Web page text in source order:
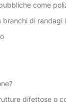
come
di
difettose o